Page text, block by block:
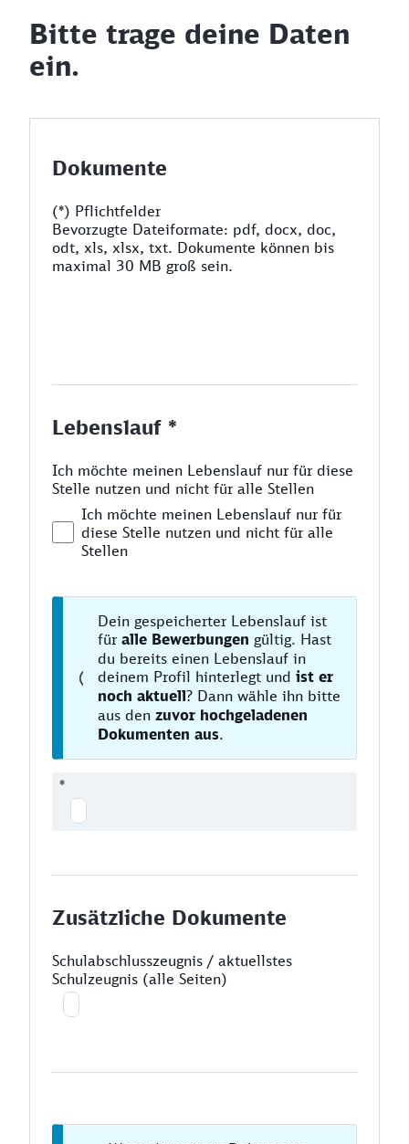
Bitte trage deine Daten
ein.
Dokumente
(*) Pflichtfelder
Bevorzugte Dateiformate: pdf, docx, doc,
odt, xls, xlsx, txt. Dokumente können bis
maximal 30 MB groß sein.
Lebenslauf *
Ich möchte meinen Lebenslauf nur für diese
Stelle nutzen und nicht für alle Stellen
Ich möchte meinen Lebenslauf nur für
diese Stelle nutzen und nicht für alle
Stellen
Dein gespeicherter Lebenslauf ist
füralle Bewerbungen
du bereits einen Lebenslauf in
deinem Profil hinterlegt undist er
noch aktuell? Dann wähle ihn bitte
aus denzuvor hochgeladenen
Dokumenten aus.
*
Zusätzliche Dokumente
Schulabschlusszeugnis / aktuellstes
Schulzeugnis (alle Seiten)